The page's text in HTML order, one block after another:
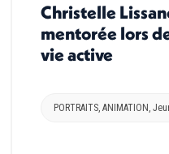
Christelle
mentorée lors
vie active
PORTRAITS, ANIMATION ,